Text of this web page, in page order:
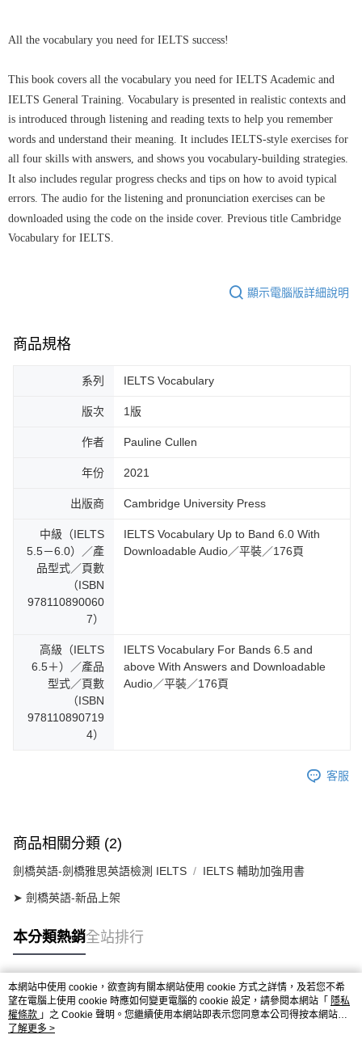
All the vocabulary you need for IELTS success!
This book covers all the vocabulary you need for IELTS Academic and
IELTS General Training. Vocabulary is presented in realistic contexts and
is introduced through listening and reading texts to help you remember
words and understand their meaning. It includes IELTS-style exercises for
all four skills with answers, and shows you vocabulary-building strategies.
It also includes regular progress checks and tips on how to avoid typical
errors. The audio for the listening and pronunciation exercises can be
downloaded using the code on the inside cover. Previous title Cambridge
Vocabulary for IELTS.
顯示電腦版詳細說明
商品規格
系列 IELTS Vocabulary
版次 1版
作者 Pauline Cullen
年份 2021
出版商 Cambridge University Press
中級（IELTS
5.5－6.0）／產
品型式／頁數
（ISBN
978110890060
7）
IELTS Vocabulary Up to Band 6.0 With
Downloadable Audio／平裝／176頁
高級（IELTS
6.5＋）／產品
型式／頁數
（ISBN
978110890719
4）
IELTS Vocabulary For Bands 6.5 and
above With Answers and Downloadable
Audio／平裝／176頁
客服
商品相關分類 (2)
劍橋英語-劍橋雅思英語檢測 IELTS IELTS 輔助加強用書
➤ 劍橋英語-新品上架
本分類熱銷全站排行
熱門標籤
本網站中使用 cookie，欲查詢有關本網站使用 cookie 方式之詳情，及若您不希
望在電腦上使用 cookie 時應如何變更電腦的 cookie 設定，請參閱本網站「 隱私
權條款 」之 Cookie 聲明。您繼續使用本網站即表示您同意本公司得按本網站使
用條款之 Cookie 聲明使用 cookie。
了解更多 >